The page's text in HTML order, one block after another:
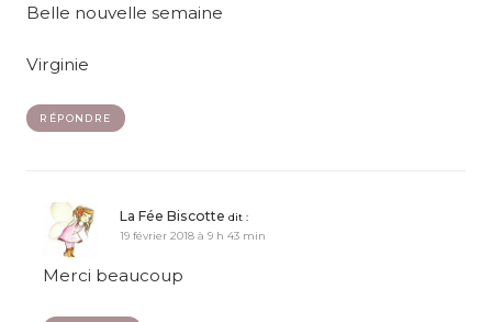
Belle nouvelle semaine
Virginie
RÉPONDRE
La Fée Biscotte dit :
19 février 2018 à 9 h 43 min
Merci beaucoup